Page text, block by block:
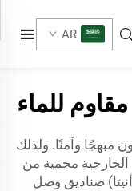
AR
للماء
مبهجًا وآمنًا. ولذلك
الخارجية محمية من
صناديق وصل